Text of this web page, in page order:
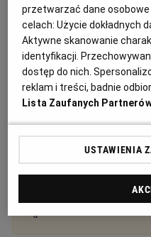
Sortuj wg daty: od
Ogłoszenie premium
Ogłoszenie Syndyka o
trybie przetargu
,,Motomarket” Sp. z
Ogłoszenie premium
przetwarzać dane
celach:Użycie dokładnych
Aktywne skanowanie
identyfikacji.
dostęp do nich.
reklam i treści,
Lista Zaufanych
USTAWIENIA